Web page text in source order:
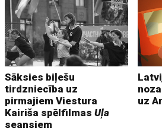
Sāksies biļešu
tirdzniecība uz
pirmajiem Viestura
Kairiša spēlfilmasUļa
seansiem
uz